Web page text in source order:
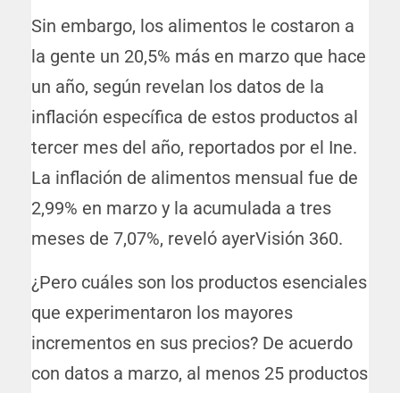
Sin embargo, los alimentos le costaron a
la gente un 20,5% más en marzo que hace
un año, según revelan los datos de la
inflación específica de estos productos al
tercer mes del año, reportados por el Ine.
La inflación de alimentos mensual fue de
2,99% en marzo y la acumulada a tres
meses de 7,07%, reveló ayerVisión 360.
¿Pero cuáles son los productos esenciales
que experimentaron los mayores
incrementos en sus precios? De acuerdo
con datos a marzo, al menos 25 productos